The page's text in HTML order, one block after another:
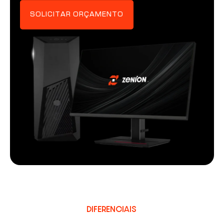
SOLICITAR ORÇAMENTO
DIFERENCIAIS